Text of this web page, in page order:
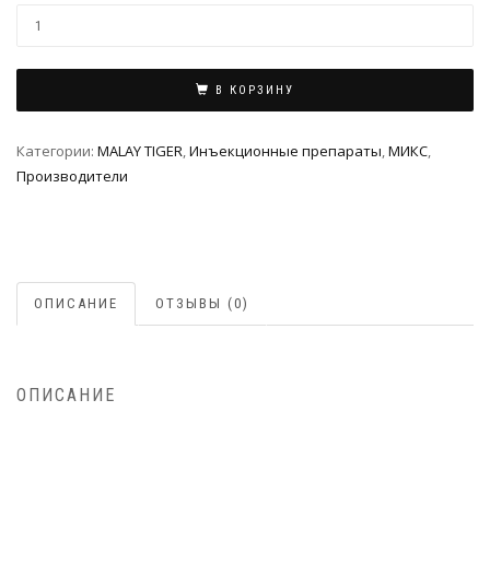
В КОРЗИНУ
Категории: MALAY TIGER,Инъeкциoнныe препараты,МИКС,
Производители
ОПИСАНИЕ ОТЗЫВЫ (0)
ОПИСАНИЕ